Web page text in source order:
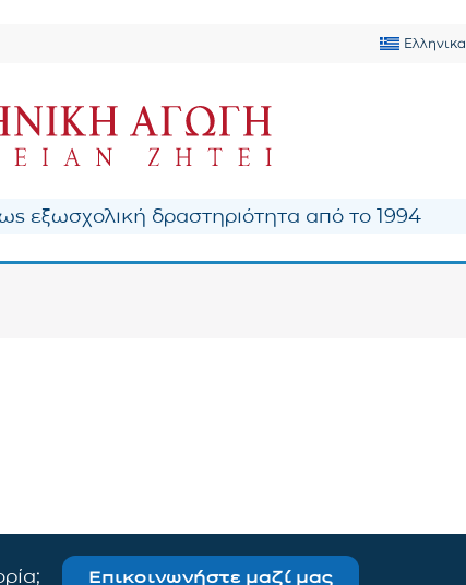
Ελληνικα
εξωσχολική δραστηριότητα από το 1994
Επικοινωνήστε μαζί μας